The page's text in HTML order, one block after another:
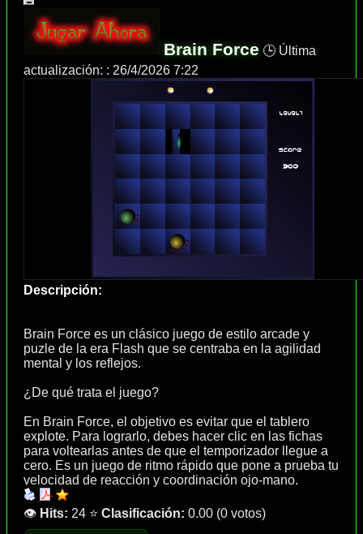
Brain Force 🕒 Última
actualización: : 26/4/2026 7:22
Descripción:
Brain Force es un clásico juego de estilo arcade y
puzle de la era Flash que se centraba en la agilidad
mental y los reflejos.
¿De qué trata el juego?
En Brain Force, el objetivo es evitar que el tablero
explote. Para lograrlo, debes hacer clic en las fichas
para voltearlas antes de que el temporizador llegue a
cero. Es un juego de ritmo rápido que pone a prueba tu
velocidad de reacción y coordinación ojo-mano.
👁️ Hits: 24 ⭐ Clasificación: 0.00 (0 votos)